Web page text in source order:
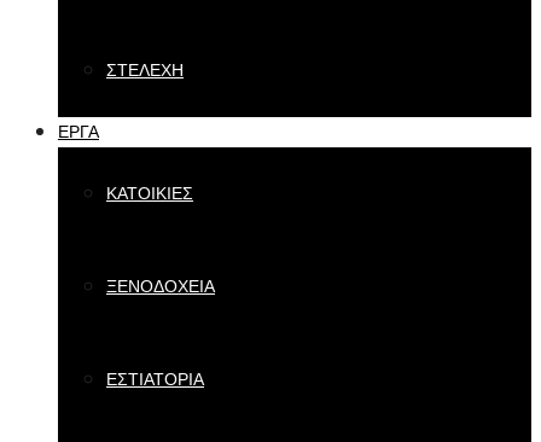
ΣΤΕΛΕΧΗ
ΕΡΓΑ
ΚΑΤΟΙΚΙΕΣ
ΞΕΝΟΔΟΧΕΙΑ
ΕΣΤΙΑΤΟΡΙΑ